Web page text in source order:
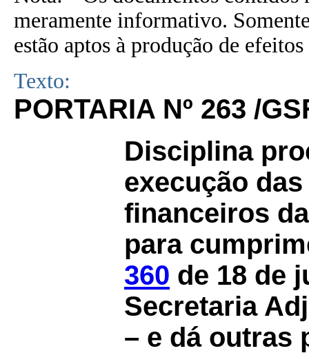
meramente informativo.
estão aptos à produção de
Texto:
PORTARIA Nº 263 /
Disciplina
execução
financeiros
para
360 de 18 de
Secretaria
– e dá outras